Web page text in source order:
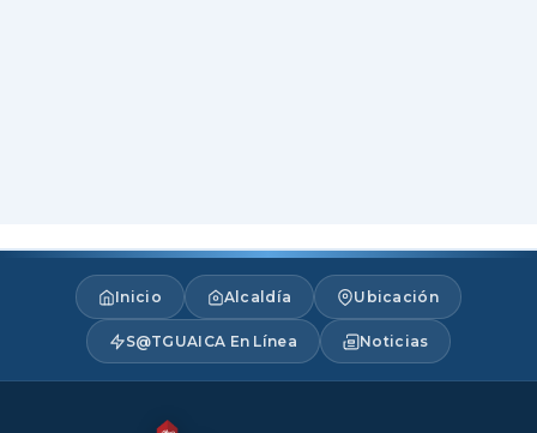
Inicio Alcaldía Ubicación
S@TGUAICA En Línea Noticias